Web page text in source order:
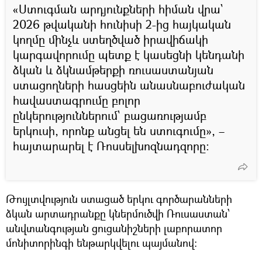
«Ստուգման արդյունքների հիման վրա`
2026 թվականի հունիսի 2-ից հայկական
կողմը մինչև ստեղծված իրավիճակի
կարգավորումը պետք է կասեցնի կենդանի
ձկան և ձկնամթերքի ռուսաստանյան
ստացողների հասցեին անասնաբուժական
հավաստագրումը բոլոր
ընկերություններում` բացառությամբ
երկուսի, որոնք անցել են ստուգումը», –
հայտարարել է Ռոսսելխոզնադզորը։
Թույլտվություն ստացած երկու գործարանների
ձկան արտադրանքը կներմուծվի Ռուսաստան՝
անվտանգության ցուցանիշների լաբորատոր
մոնիտորինգի ենթարկվելու պայմանով։